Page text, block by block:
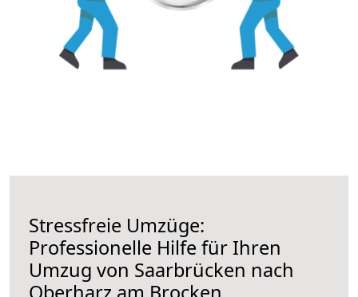
Stressfreie Umzüge:
Professionelle Hilfe für Ihren
Umzug von Saarbrücken nach